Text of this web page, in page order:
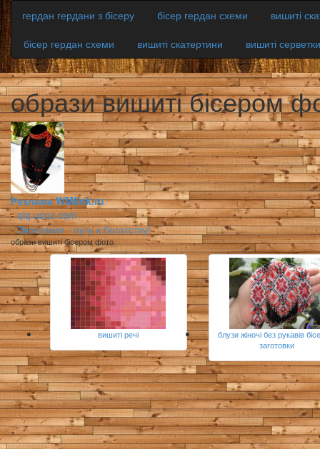
гердан гердани з бісеру бісер гердан схеми
вишиті
бісер гердан схеми
вишиті скатертини вишиті серветки
образи вишиті бісером
Реклама WMlink.ru
-qiq.ucoz.com
-Экономия - путь к богатству!
образи вишиті бісером фото
вишиті речі
блузи жіночі без рукавів
заготовки